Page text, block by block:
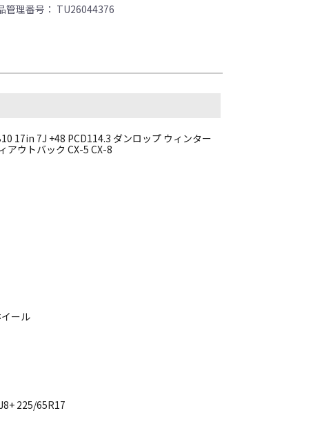
管理番号： TU26044376
17in 7J +48 PCD114.3 ダンロップ ウィンター
アウトバック CX-5 CX-8
ール
225/65R17